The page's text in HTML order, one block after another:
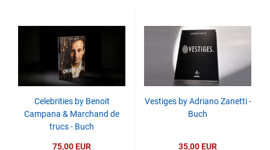
Celebrities by Benoit
Campana & Marchand de
trucs - Buch
75,00 EUR
Vestiges by Adriano Zanetti -
Buch
35,00 EUR